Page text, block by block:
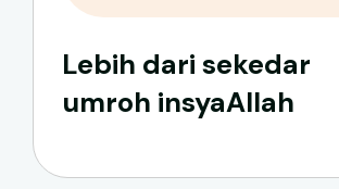
Lebih dari sekedar
umroh insyaAllah